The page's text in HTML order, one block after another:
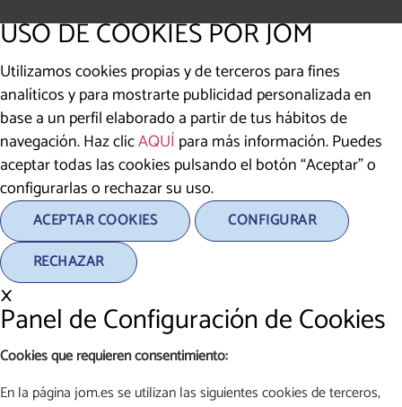
USO DE COOKIES POR JOM
Utilizamos cookies propias y de terceros para fines
analíticos y para mostrarte publicidad personalizada en
base a un perfil elaborado a partir de tus hábitos de
navegación. Haz clicAQUÍ para más información. Puedes
aceptar todas las cookies pulsando el botón “Aceptar” o
configurarlas o rechazar su uso.
ACEPTAR COOKIES
CONFIGURAR
RECHAZAR
×
Panel de Configuración de Cookies
Cookies que requieren consentimiento:
En la página jom.es se utilizan las siguientes cookies de terceros,